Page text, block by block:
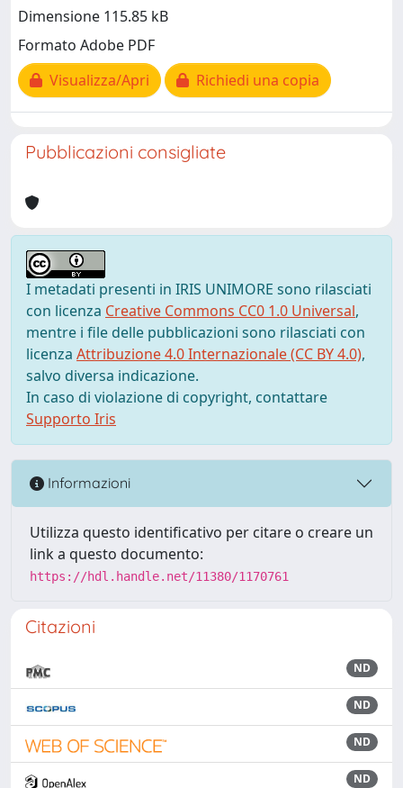
Dimensione 115.85 kB
Formato Adobe PDF
Visualizza/Apri
Richiedi una copia
Pubblicazioni consigliate
I metadati presenti in IRIS UNIMORE sono rilasciati
con licenza Creative Commons CC0 1.0 Universal,
mentre i file delle pubblicazioni sono rilasciati con
licenza Attribuzione 4.0 Internazionale (CC BY 4.0),
salvo diversa indicazione.
In caso di violazione di copyright, contattare
Supporto Iris
Informazioni
Utilizza questo identificativo per citare o creare un
link a questo documento:
https://hdl.handle.net/11380/1170761
Citazioni
ND
ND
ND
ND